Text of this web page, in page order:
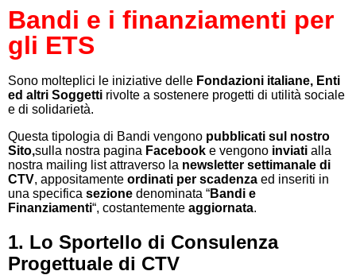
Bandi e i finanziamenti per
gli ETS
Sono molteplici le iniziative delle Fondazioni italiane, Enti
ed altri Soggetti rivolte a sostenere progetti di utilità sociale
e di solidarietà.
Questa tipologia di Bandi vengono pubblicati sul nostro
Sito,sulla nostra pagina Facebook e vengono inviati alla
nostra mailing list attraverso la newsletter settimanale di
CTV, appositamente ordinati per scadenza ed inseriti in
una specifica sezione denominata “Bandi e
Finanziamenti“, costantemente aggiornata.
1. Lo Sportello di Consulenza
Progettuale di CTV